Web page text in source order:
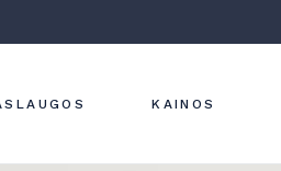
KAINOS
ESTETINĖ
LAZERINĖ